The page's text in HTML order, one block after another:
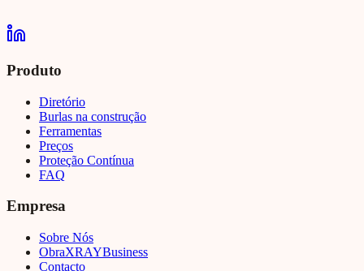
Produto
Diretório
Burlas na construção
Ferramentas
Preços
Proteção Contínua
FAQ
Empresa
Sobre Nós
ObraXRAYBusiness
Contacto